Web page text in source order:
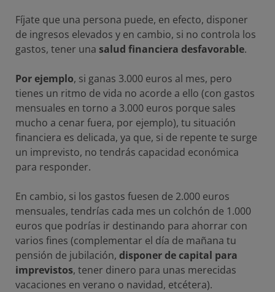
Fíjate que una persona puede, en efecto, disponer
de ingresos elevados y en cambio, si no controla los
gastos, tener una salud financiera desfavorable.
Por ejemplo, si ganas 3.000 euros al mes, pero
tienes un ritmo de vida no acorde a ello (con gastos
mensuales en torno a 3.000 euros porque sales
mucho a cenar fuera, por ejemplo), tu situación
financiera es delicada, ya que, si de repente te surge
un imprevisto, no tendrás capacidad económica
para responder.
En cambio, si los gastos fuesen de 2.000 euros
mensuales, tendrías cada mes un colchón de 1.000
euros que podrías ir destinando para ahorrar con
varios fines (complementar el día de mañana tu
pensión de jubilación, disponer de capital para
imprevistos, tener dinero para unas merecidas
vacaciones en verano o navidad, etcétera).